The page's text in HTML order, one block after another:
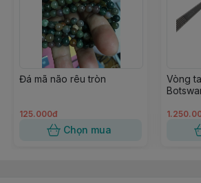
Đá mã não rêu tròn
125.000đ
Chọn mua
Vòng